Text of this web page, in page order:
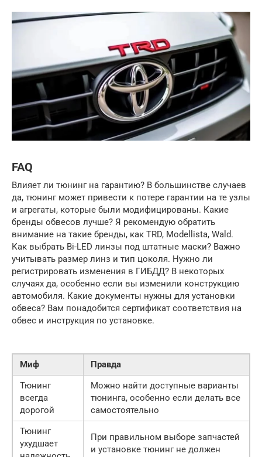
FAQ
Влияет ли тюнинг на гарантию? В большинстве случаев
да, тюнинг может привести к потере гарантии на те узлы
и агрегаты, которые были модифицированы. Какие
бренды обвесов лучше? Я рекомендую обратить
внимание на такие бренды, как TRD, Modellista, Wald.
Как выбрать Bi-LED линзы под штатные маски? Важно
учитывать размер линз и тип цоколя. Нужно ли
регистрировать изменения в ГИБДД? В некоторых
случаях да, особенно если вы изменили конструкцию
автомобиля. Какие документы нужны для установки
обвеса? Вам понадобится сертификат соответствия на
обвес и инструкция по установке.
Миф
Правда
Тюнинг
всегда
дорогой
Можно найти доступные варианты
тюнинга, особенно если делать все
самостоятельно
Тюнинг
ухудшает
При правильном выборе запчастей
и установке тюнинг не должен